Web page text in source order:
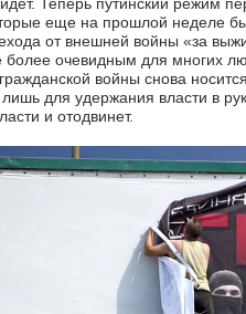
Теперь путинский режим
еще на прошлой неделе
от внешней войны «за
более очевидным для многих
войны снова
для удержания власти в
и отодвинет.